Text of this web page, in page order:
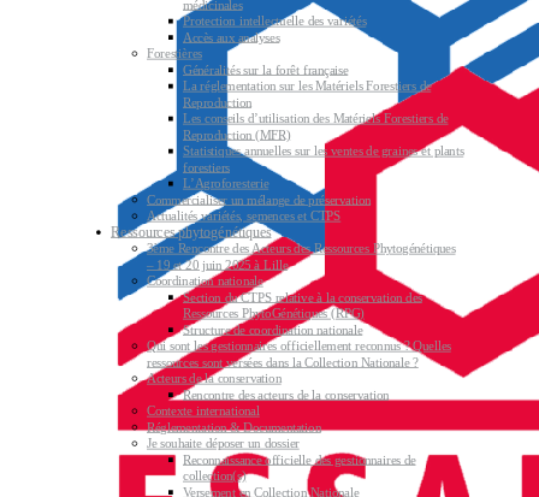
médicinales
Protection intellectuelle des variétés
Accès aux analyses
Forestières
Généralités sur la forêt française
La réglementation sur les Matériels Forestiers de
Reproduction
Les conseils d’utilisation des Matériels Forestiers de
Reproduction (MFR)
Statistiques annuelles sur les ventes de graines et plants
forestiers
L’Agroforesterie
Commercialiser un mélange de préservation
Actualités variétés, semences et CTPS
Ressources phytogénétiques
3ème Rencontre des Acteurs des Ressources Phytogénétiques
– 19 et 20 juin 2025 à Lille
Coordination nationale
Section du CTPS relative à la conservation des
Ressources PhytoGénétiques (RPG)
Structure de coordination nationale
Qui sont les gestionnaires officiellement reconnus ? Quelles
ressources sont versées dans la Collection Nationale ?
Acteurs de la conservation
Rencontre des acteurs de la conservation
Contexte international
Réglementation & Documentation
Je souhaite déposer un dossier
Reconnaissance officielle des gestionnaires de
collection(s)
Versement en Collection Nationale